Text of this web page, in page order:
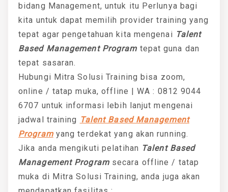
bidang Management, untuk itu Perlunya bagi
kita untuk dapat memilih provider training yang
tepat agar pengetahuan kita mengenai Talent
Based Management Program tepat guna dan
tepat sasaran.
Hubungi Mitra Solusi Training bisa zoom,
online / tatap muka, offline | WA : 0812 9044
6707 untuk informasi lebih lanjut mengenai
jadwal training Talent Based Management
Programyang terdekat yang akan running.
Jika anda mengikuti pelatihan Talent Based
Management Programsecara offline / tatap
muka di Mitra Solusi Training, anda juga akan